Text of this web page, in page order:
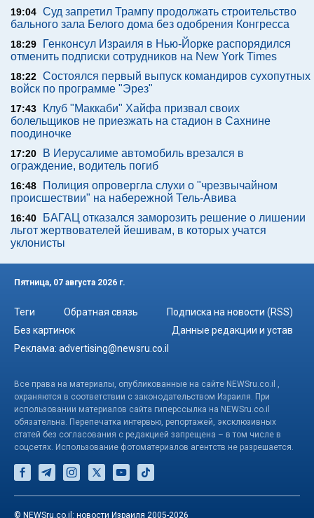
19:04 Суд запретил Трампу продолжать строительство
бального зала Белого дома без одобрения Конгресса
18:29
Генконсул Израиля в Нью-Йорке распорядился
отменить подписки сотрудников на New York Times
18:22 Состоялся первый выпуск командиров сухопутных
войск по программе "Эрез"
17:43
Клуб "Маккаби" Хайфа призвал своих
болельщиков не приезжать на стадион в Сахнине
поодиночке
17:20
В Иерусалиме автомобиль врезался в
ограждение, водитель погиб
16:48
Полиция опровергла слухи о "чрезвычайном
происшествии" на набережной Тель-Авива
16:40
БАГАЦ отказался заморозить решение о лишении
льгот жертвователей йешивам, в которых учатся
уклонисты
Пятница, 07 августа 2026 г.
Теги Обратная связь
Подписка на новости (RSS)
Без картинок
Данные редакции и устав
Реклама: advertising@newsru.co.il
Все права на материалы, опубликованные на сайте NEWSru.co.il ,
охраняются в соответствии с законодательством Израиля. При
использовании материалов сайта гиперссылка на NEWSru.co.il
обязательна. Перепечатка интервью, репортажей, эксклюзивных
статей без согласования с редакцией запрещена – в том числе в
соцсетях. Использование фотоматериалов агентств не разрешается.
© NEWSru.co.il: новости Израиля 2005-2026